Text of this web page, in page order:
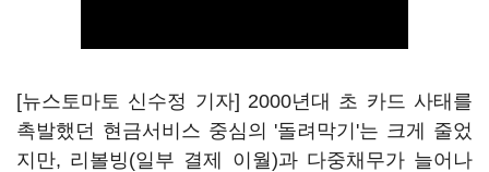
[뉴스토마토 신수정 기자] 2000년대 초 카드 사태를
촉발했던 현금서비스 중심의 '돌려막기'는 크게 줄었
지만, 리볼빙(일부 결제 이월)과 다중채무가 늘어나